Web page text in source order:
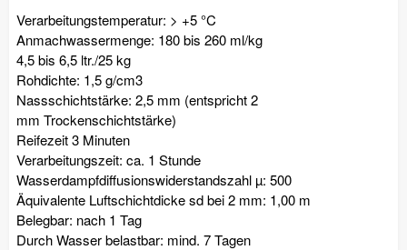
Verarbeitungstemperatur: > +5 °C
Anmachwassermenge: 180 bis 260 ml/kg
4,5 bis 6,5 ltr./25 kg
Rohdichte: 1,5 g/cm3
Nassschichtstärke: 2,5 mm (entspricht 2
mm Trockenschichtstärke)
Reifezeit 3 Minuten
Verarbeitungszeit: ca. 1 Stunde
Wasserdampfdiffusionswiderstandszahl µ: 500
Äquivalente Luftschichtdicke sd bei 2 mm: 1,00 m
Belegbar: nach 1 Tag
Durch Wasser belastbar: mind. 7 Tagen